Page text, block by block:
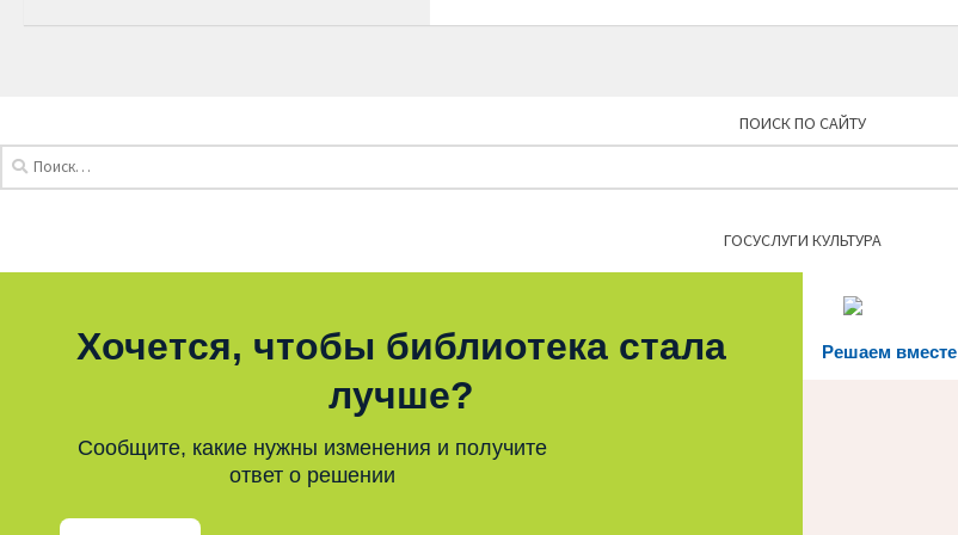
ПОИСК ПО САЙТУ
ГОСУСЛУГИ КУЛЬТУРА
Решаем вместе
Хочется, чтобы библиотека стала
лучше?
Сообщите, какие нужны изменения и получите
ответ о решении